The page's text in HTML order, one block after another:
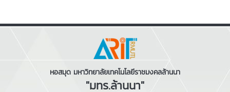
หอสมุด มหาวิทยาลัยเทคโนโลยีราชมงคลล้านนา
"มทร.ล้านนา"